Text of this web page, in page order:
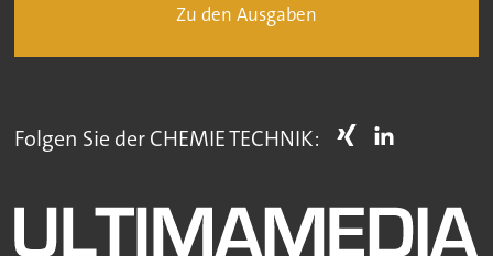
Zu den Ausgaben
Folgen Sie der CHEMIE TECHNIK: